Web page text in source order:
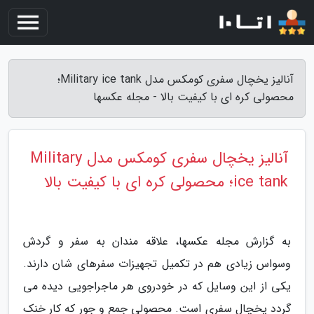
آنالیز یخچال سفری کومکس مدل Military ice tank؛
محصولی کره ای با کیفیت بالا - مجله عکسها
آنالیز یخچال سفری کومکس مدل Military
ice tank؛ محصولی کره ای با کیفیت بالا
به گزارش مجله عکسها، علاقه مندان به سفر و گردش
وسواس زیادی هم در تکمیل تجهیزات سفرهای شان دارند.
یکی از این وسایل که در خودروی هر ماجراجویی دیده می
گردد یخچال سفری است. محصولی جمع و جور که کار خنک